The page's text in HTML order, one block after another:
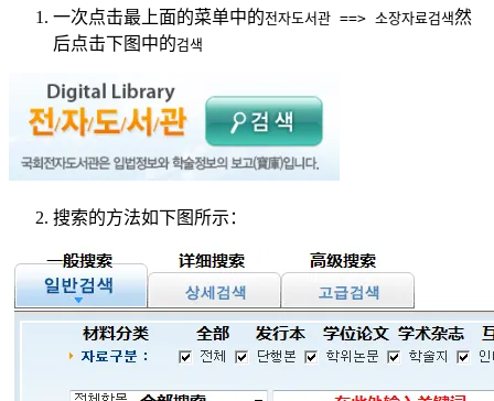
一次点击最上面的菜单中的전자도서관 ==> 소장자료검색然
后点击下图中的검색
搜索的方法如下图所示：